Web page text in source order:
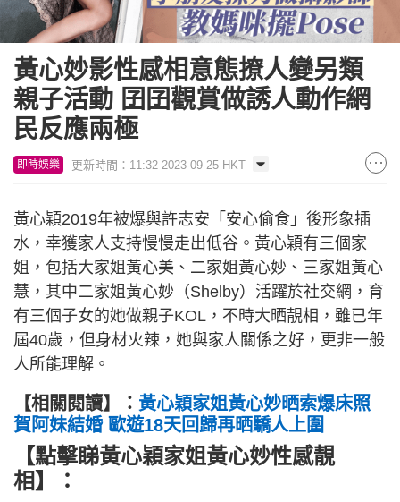
黃心妙影性感相意態撩人變另類
親子活動 囝囝觀賞做誘人動作網
民反應兩極
即時娛樂 更新時間：11:32 2023-09-25 HKT
黃心穎2019年被爆與許志安「安心偷食」後形象插
水，幸獲家人支持慢慢走出低谷。黃心穎有三個家
姐，包括大家姐黃心美、二家姐黃心妙、三家姐黃心
慧，其中二家姐黃心妙（Shelby）活躍於社交網，育
有三個子女的她做親子KOL，不時大晒靚相，雖已年
屆40歲，但身材火辣，她與家人關係之好，更非一般
人所能理解。
【相關閱讀】： 黃心穎家姐黃心妙晒索爆床照
賀阿妹結婚 歐遊18天回歸再晒驕人上圍
【點擊睇黃心穎家姐黃心妙性感靚
相】：